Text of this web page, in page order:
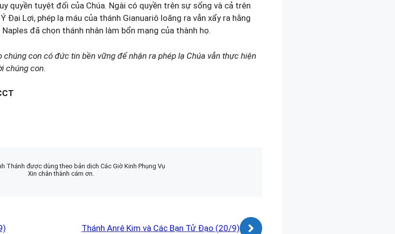
quyền tuyệt đối của Chúa. Ngài có quyền trên sự sống và cả trên
Ðại Lợi, phép lạ máu của thánh Gianuariô loãng ra vẫn xẩy ra hằng
đã chọn thánh nhân làm bổn mạng của thành họ.
chúng con có đức tin bền vững để nhận ra phép lạ Chúa vẫn thực hiện
chúng con.
Thánh được dùng theo bản dịch Các Giờ Kinh Phụng Vụ
Xin chân thành cám ơn.
Thánh Anrê Kim và Các Bạn Tử Ðạo (20/9)